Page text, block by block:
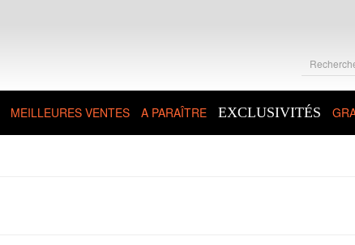
MEILLEURES VENTES A PARAÎTRE EXCLUSIVITÉS